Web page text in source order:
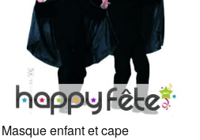
Masque enfant et cape